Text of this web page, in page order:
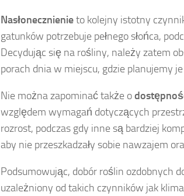
Nasłonecznienieto kolejny istotny
gatunków potrzebuje pełnego słońca,
Decydując się na rośliny, należy zatem
porach dnia w miejscu, gdzie planujemy
Nie można zapominać także o
względem wymagań dotyczących
rozrost, podczas gdy inne są bardziej
aby nie przeszkadzały sobie nawzajem
Podsumowując, dobór roślin ozdobnych
uzależniony od takich czynników jak